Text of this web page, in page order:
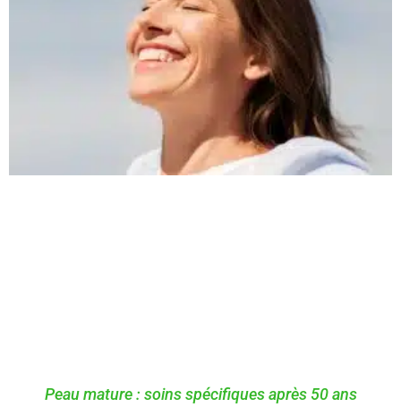
Peau mature : soins spécifiques après 50 ans